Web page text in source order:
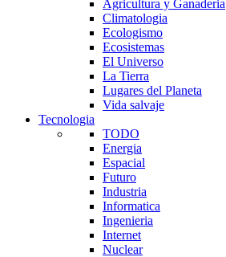
Agricultura y Ganaderia
Climatologia
Ecologismo
Ecosistemas
El Universo
La Tierra
Lugares del Planeta
Vida salvaje
Tecnologia
TODO
Energia
Espacial
Futuro
Industria
Informatica
Ingenieria
Internet
Nuclear